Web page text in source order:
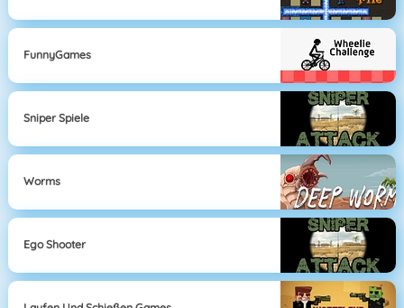
FunnyGames
Sniper Spiele
Worms
Ego Shooter